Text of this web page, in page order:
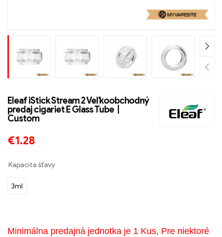
Eleaf iStick Stream 2 Veľkoobchodný
predaj cigariet E Glass Tube丨
Custom
€1.28
Kapacita šťavy
3ml
Minimálna predajná jednotka je 1 Kus, Pre niektoré